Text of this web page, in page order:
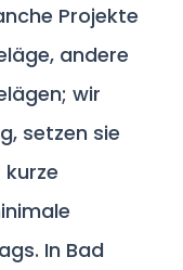
Projekte
andere
wir
setzen sie
In Bad